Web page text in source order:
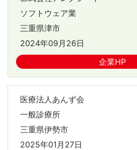
ソフトウェア業
三重県津市
2024年09月26日
企業HP
医療法人あんず会
一般診療所
三重県伊勢市
2025年01月27日